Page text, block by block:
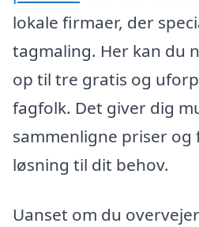
lokale firmaer, der
tagmaling. Her kan du
op til tre gratis og
fagfolk. Det giver dig
sammenligne priser og
løsning til dit behov.
Uanset om du